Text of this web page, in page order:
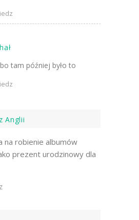
tam później było to
Anglii
na robienie albumów
prezent urodzinowy dla